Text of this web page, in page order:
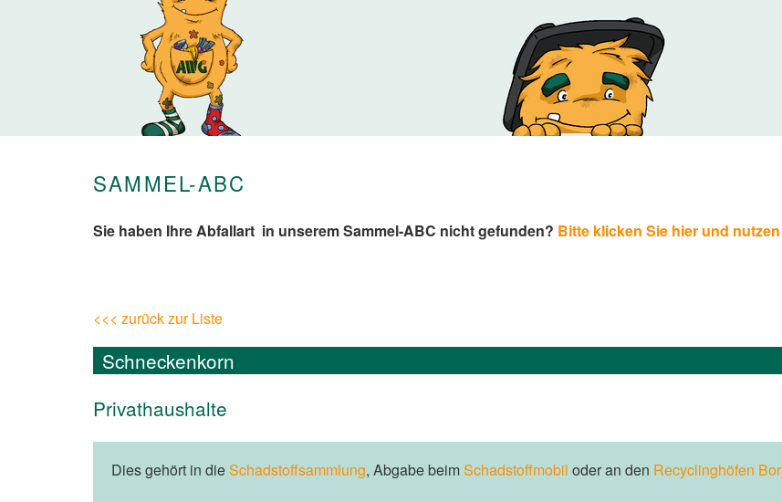
SAMMEL-ABC
Sie haben Ihre Abfallart in unserem Sammel-ABC nicht gefunden? Bitte klicken Sie hier und
<<< zurück zur Liste
Schneckenkorn
Privathaushalte
Dies gehört in dieSchadstoffsammlung, Abgabe beimSchadstoffmobil oder an den Recyclinghöfen